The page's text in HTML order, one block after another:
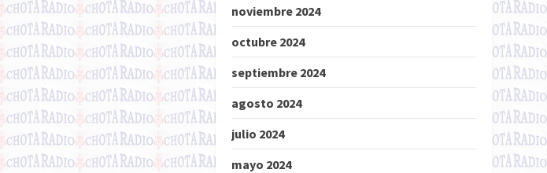
noviembre 2024
octubre 2024
septiembre 2024
agosto 2024
julio 2024
mayo 2024